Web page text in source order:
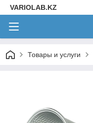
VARIOLAB.KZ
Товары и услуги